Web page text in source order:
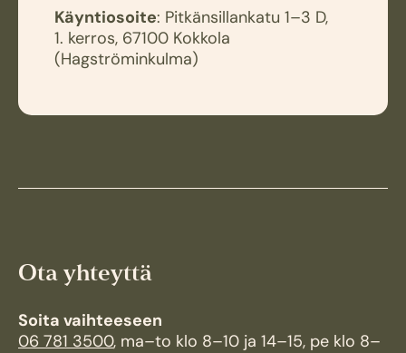
Käyntiosoite: Pitkänsillankatu 1–3 D,
1. kerros, 67100 Kokkola
(Hagströminkulma)
Ota yhteyttä
Soita vaihteeseen
06 781 3500, ma–to klo 8–10 ja 14–15, pe klo 8–